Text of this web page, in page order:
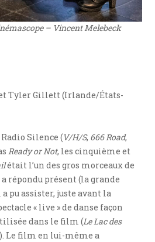
– Vincent Melebeck
Tyler Gillett (Irlande/États-
Silence (V/H/S, 666 Road,
Ready or Not, les cinquième et
était l’un des gros morceaux de
répondu présent (la grande
pu assister, juste avant la
« live » de danse façon
dans le film (Le Lac des
Le film en lui-même a